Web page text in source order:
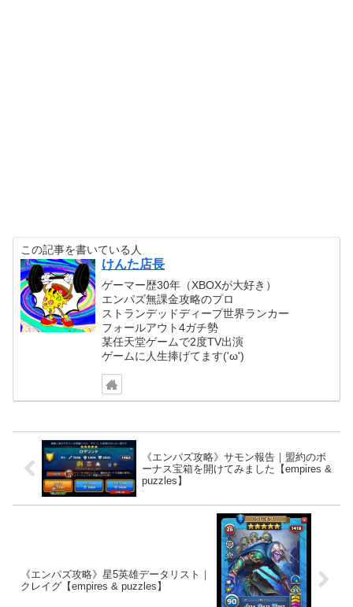
この記事を書いている人
けんた店長
ゲーマー歴30年（XBOXが大好き）
エンパズ無課金攻略のプロ
ストランデッドディープ世界ランカー
フォールアウト4ガチ勢
某任天堂ゲームで2度TV出演
ゲームに人生捧げてます('ω')
《エンパズ攻略》サモン報告｜盟約のボ
ーナス宝箱を開けてみました【empires &
puzzles】
《エンパズ攻略》星5英雄データリスト｜
クレイグ【empires & puzzles】